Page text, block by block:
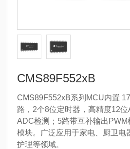
CMS89F552xB
CMS89F552xB系列MCU内置
路，2个8位定时器，高精度12
ADC检测；5路带互补输出PWM
模块。广泛应用于家电、厨卫电
护理等领域。